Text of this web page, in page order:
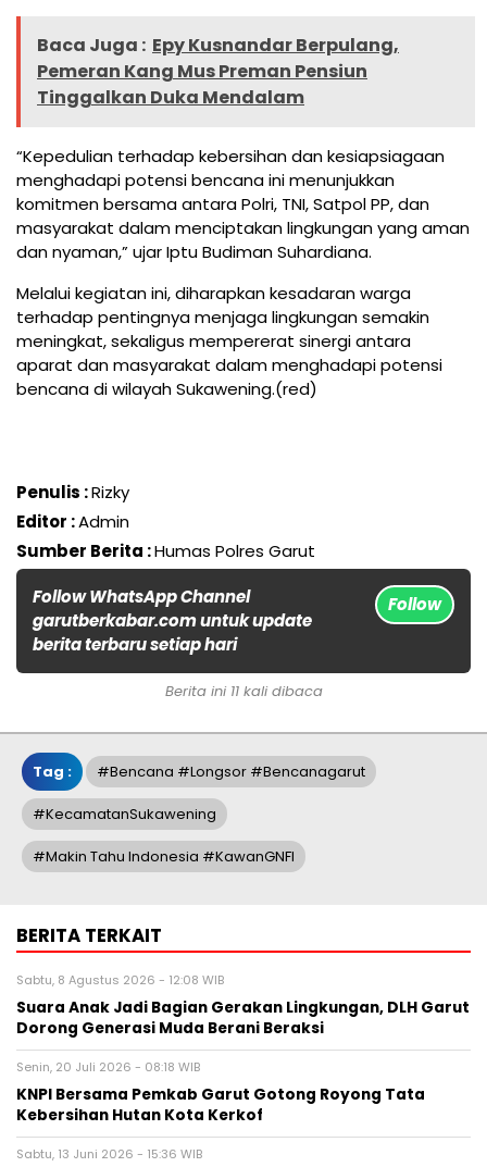
Baca Juga : Epy Kusnandar Berpulang,
Pemeran Kang Mus Preman Pensiun
Tinggalkan Duka Mendalam
“Kepedulian terhadap kebersihan dan kesiapsiagaan
menghadapi potensi bencana ini menunjukkan
komitmen bersama antara Polri, TNI, Satpol PP, dan
masyarakat dalam menciptakan lingkungan yang aman
dan nyaman,” ujar Iptu Budiman Suhardiana.
Melalui kegiatan ini, diharapkan kesadaran warga
terhadap pentingnya menjaga lingkungan semakin
meningkat, sekaligus mempererat sinergi antara
aparat dan masyarakat dalam menghadapi potensi
bencana di wilayah Sukawening.(red)
Penulis :Rizky
Editor :Admin
Sumber Berita :Humas Polres Garut
Follow WhatsApp Channel
garutberkabar.com untuk update
berita terbaru setiap hari
Follow
Berita ini 11 kali dibaca
Tag : #bencana #longsor #bencanagarut
#KecamatanSukawening
#Makin Tahu Indonesia #KawanGNFI
BERITA TERKAIT
Sabtu, 8 Agustus 2026 - 12:08 WIB
Suara Anak Jadi Bagian Gerakan Lingkungan, DLH Garut
Dorong Generasi Muda Berani Beraksi
Senin, 20 Juli 2026 - 08:18 WIB
KNPI Bersama Pemkab Garut Gotong Royong Tata
Kebersihan Hutan Kota Kerkof
Sabtu, 13 Juni 2026 - 15:36 WIB